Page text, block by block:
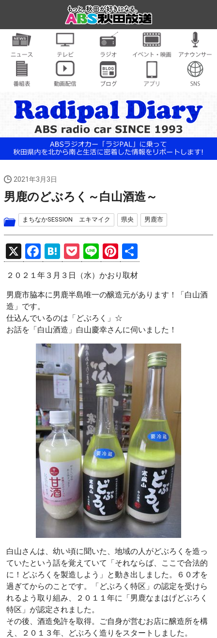
2021年3月3日
男鹿のどぶろく～白山酒造～
まちなかSESSION エキマイク 県央 男鹿市
X
F
a
ce
b
o
o
k
H
at
e
n
a
P
o
ck
et
Li
n
e
Pi
nt
er
es
t
有
２０２１年３月３日（水）かおり取材
男鹿市脇本に男鹿半島唯一の醸造元があります！「白山酒
造」です。
仕込んでいるのは「どぶろく」☆
お話を「白山酒造」白山慶幸さんに伺いました！
白山さんは、幼い頃に聞いた、地域の人がどぶろくを造っ
ていたという話を覚えていて「それならば、ここで合法的
に！どぶろくを製造しよう」と動き出しました。６０才を
過ぎてからのことです。「どぶろく特区」の認定を受けら
れるよう取り組み、２０１１年に「男鹿なまはげどぶろく
特区」が認定されました。
その後、酒造免許を取得。ご自身が営むお店に醸造所を構
え、２０１３年、どぶろく造りをスタートしました。